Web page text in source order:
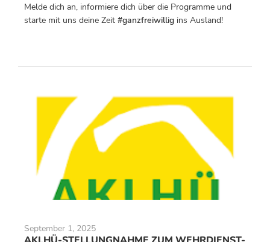
Melde dich an, informiere dich über die Programme und
starte mit uns deine Zeit #ganzfreiwillig ins Ausland!
September 1, 2025